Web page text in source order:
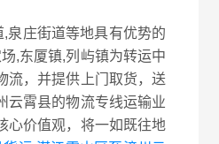
泉庄街道等地具有优势的
,东厦镇,列屿镇为转运中
流，并提供上门取货，送
云霄县的物流专线运输业
心价值观，将一如既往地